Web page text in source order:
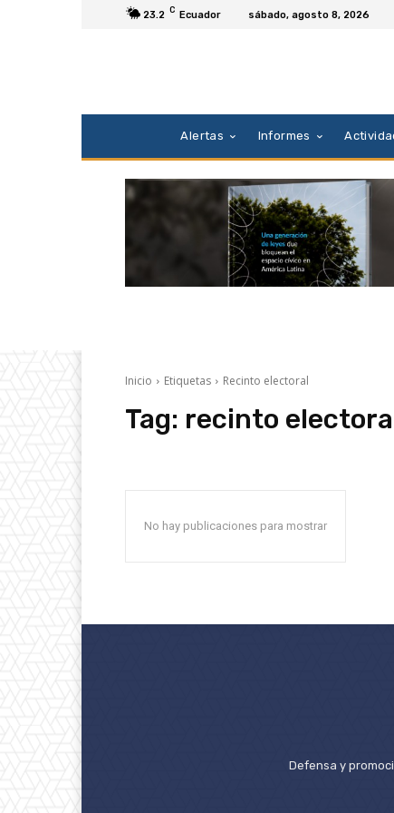
23.2 C Ecuador sábado, agosto 8, 2026
Alertas Informes
Inicio Etiquetas Recinto electoral
Tag: recinto
No hay publicaciones para mostrar
Defensa y